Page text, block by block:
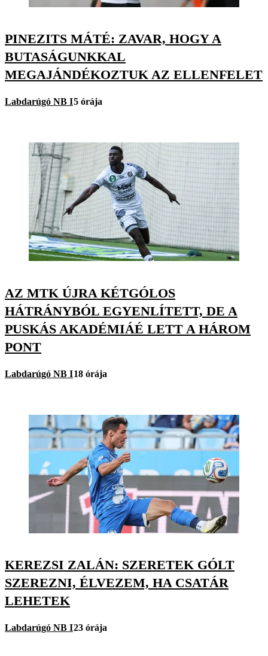
PINEZITS MÁTÉ: ZAVAR, HOGY A
BUTASÁGUNKKAL
MEGAJÁNDÉKOZTUK AZ ELLENFELET
Labdarúgó NB I5 órája
AZ MTK ÚJRA KÉTGÓLOS
HÁTRÁNYBÓL EGYENLÍTETT, DE A
PUSKÁS AKADÉMIÁÉ LETT A HÁROM
PONT
Labdarúgó NB I18 órája
KEREZSI ZALÁN: SZERETEK GÓLT
SZEREZNI, ÉLVEZEM, HA CSATÁR
LEHETEK
Labdarúgó NB I23 órája